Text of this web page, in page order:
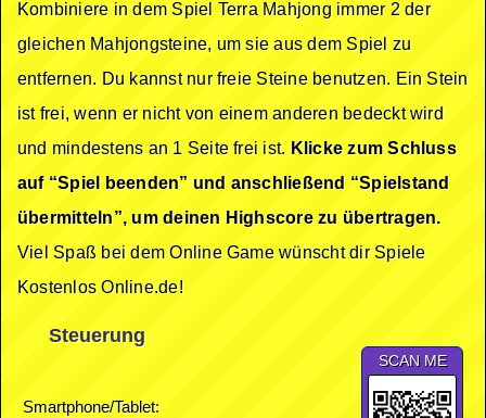
Kombiniere in dem Spiel Terra Mahjong immer 2 der
gleichen Mahjongsteine, um sie aus dem Spiel zu
entfernen. Du kannst nur freie Steine benutzen. Ein Stein
ist frei, wenn er nicht von einem anderen bedeckt wird
und mindestens an 1 Seite frei ist. Klicke zum Schluss
auf “Spiel beenden” und anschließend “Spielstand
übermitteln”, um deinen Highscore zu übertragen.
Viel Spaß bei dem Online Game wünscht dir Spiele
Kostenlos Online.de!
Steuerung
Smartphone/Tablet:
SCAN ME